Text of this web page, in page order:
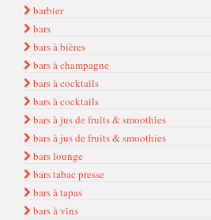
barbier
bars
bars à bières
bars à champagne
bars à cocktai̇ls
bars à cocktails
bars à jus de frui̇ts & smoothi̇es
bars à jus de fruits & smoothies
bars lounge
bars tabac presse
bars à tapas
bars à vi̇ns